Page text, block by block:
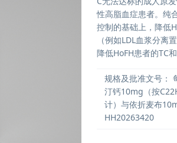
性高脂血症患者。纯
控制的基础上，降低
（例如LDL血浆分离
降低HoFH患者的TC和
规格及批准文号：
汀钙10mg（按
计）与依折麦布
HH20263420